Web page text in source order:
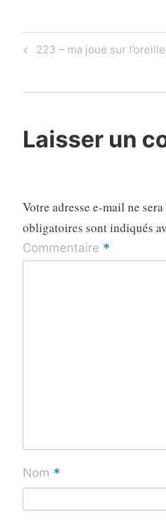
Navigation
Previous
223 – ma joue sur
Laisser un
Votre adresse e-mail ne
obligatoires sont indiqués
Commentaire *
Nom *